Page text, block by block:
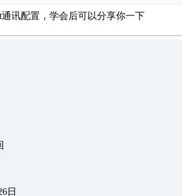
通讯配置，学会后可以分享你一下
日